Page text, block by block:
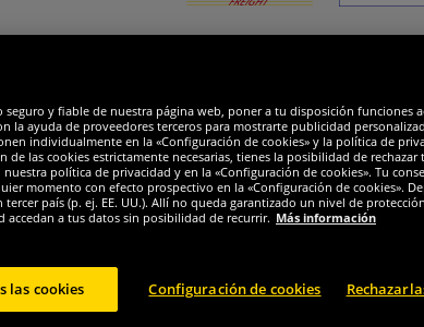
y fiable de nuestra página web, poner a tu disposición funciones
ayuda de proveedores terceros para mostrarte publicidad
individualmente en la «Configuración de cookies» y la política de
las cookies estrictamente necesarias, tienes la posibilidad de
política de privacidad y en la «Configuración de cookies». Tu
momento con efecto prospectivo en la «Configuración de cookies».
país (p. ej. EE. UU.). Allí no queda garantizado un nivel de
accedan a tus datos sin posibilidad de recurrir. Más información
Configuración de cookies
las cookies